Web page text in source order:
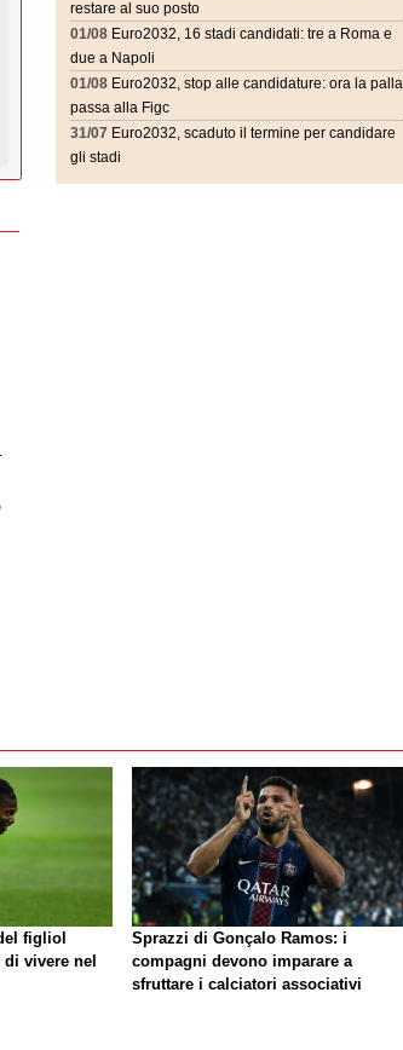
restare al suo posto
01/08 Euro2032, 16 stadi candidati: tre a Roma e
due a Napoli
01/08 Euro2032, stop alle candidature: ora la palla
passa alla Figc
31/07 Euro2032, scaduto il termine per candidare
gli stadi
figliol
vivere nel
Sprazzi di Gonçalo Ramos: i
compagni devono imparare a
sfruttare i calciatori associativi